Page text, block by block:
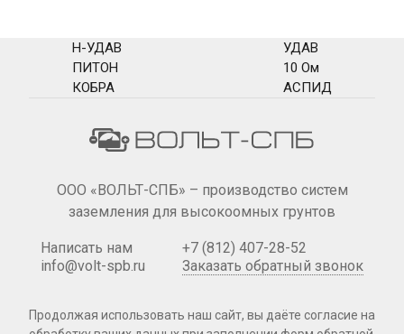
Н-УДАВ
ПИТОН
КОБРА
УДАВ
10 Ом
АСПИД
ООО «ВОЛЬТ-СПБ» – производство систем
заземления для высокоомных грунтов
Написать нам
info@volt-spb.ru
+7 (812) 407-28-52
Заказать обратный звонок
Продолжая использовать наш сайт, вы даёте согласие на